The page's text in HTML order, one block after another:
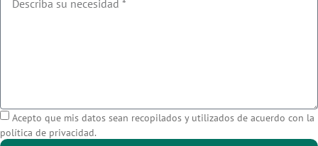
Acepto que mis datos sean recopilados y utilizados de acuerdo con la
política de privacidad.